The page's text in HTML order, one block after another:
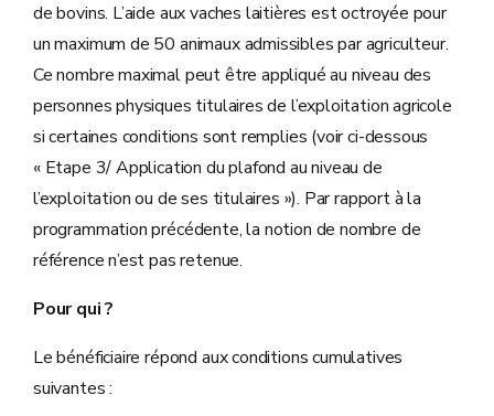
de bovins. L’aide aux vaches laitières est octroyée pour
un maximum de 50 animaux admissibles par agriculteur.
Ce nombre maximal peut être appliqué au niveau des
personnes physiques titulaires de l’exploitation agricole
si certaines conditions sont remplies (voir ci-dessous
« Etape 3/ Application du plafond au niveau de
l’exploitation ou de ses titulaires »). Par rapport à la
programmation précédente, la notion de nombre de
référence n’est pas retenue.
Pour qui ?
Le bénéficiaire répond aux conditions cumulatives
suivantes :